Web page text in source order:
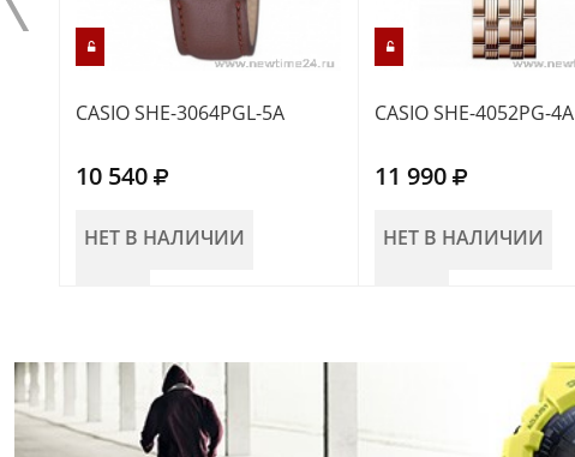
CASIO SHE-3064PGL-5A
10 540
НЕТ В НАЛИЧИИ
CASIO SHE-4052PG-4A
11 990
НЕТ В НАЛИЧИИ